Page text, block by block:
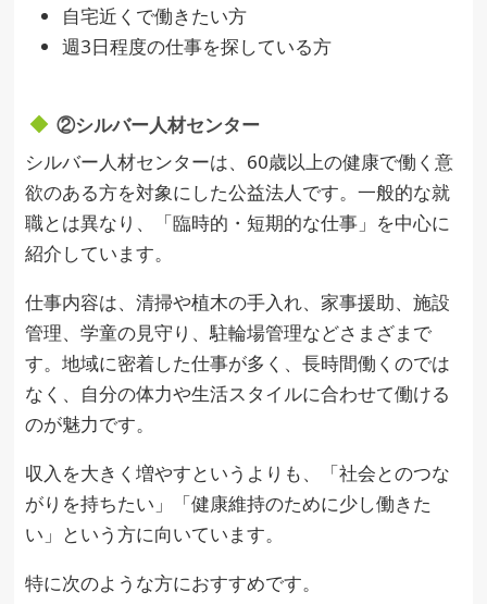
自宅近くで働きたい方
週3日程度の仕事を探している方
②シルバー人材センター
シルバー人材センターは、60歳以上の健康で働く意
欲のある方を対象にした公益法人です。一般的な就
職とは異なり、「臨時的・短期的な仕事」を中心に
紹介しています。
仕事内容は、清掃や植木の手入れ、家事援助、施設
管理、学童の見守り、駐輪場管理などさまざまで
す。地域に密着した仕事が多く、長時間働くのでは
なく、自分の体力や生活スタイルに合わせて働ける
のが魅力です。
収入を大きく増やすというよりも、「社会とのつな
がりを持ちたい」「健康維持のために少し働きた
い」という方に向いています。
特に次のような方におすすめです。